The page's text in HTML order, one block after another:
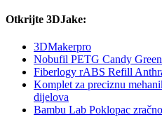
Otkrijte 3DJake:
3DMakerpro
Nobufil PETG Candy Green
Fiberlogy rABS Refill
Komplet za preciznu
dijelova
Bambu Lab Poklopac